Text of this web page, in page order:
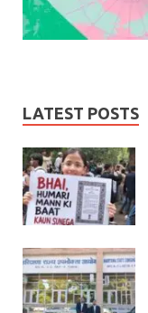
LATEST POSTS